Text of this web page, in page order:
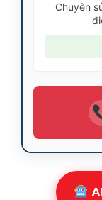
Chuyên